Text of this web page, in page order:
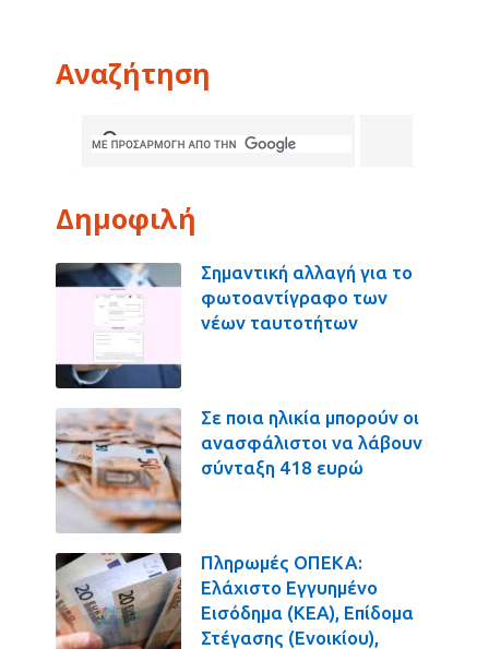
Αναζήτηση
Δημοφιλή
Σημαντική αλλαγή για το
φωτοαντίγραφο των
νέων ταυτοτήτων
Σε ποια ηλικία μπορούν οι
ανασφάλιστοι να λάβουν
σύνταξη 418 ευρώ
Πληρωμές ΟΠΕΚΑ:
Ελάχιστο Εγγυημένο
Εισόδημα (ΚΕΑ), Επίδομα
Στέγασης (Ενοικίου),